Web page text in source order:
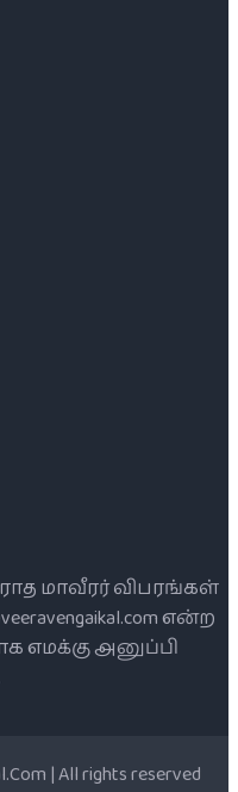
மாவீரர் விபரங்கள்
என்ற
எமக்கு அனுப்பி
| All rights reserved